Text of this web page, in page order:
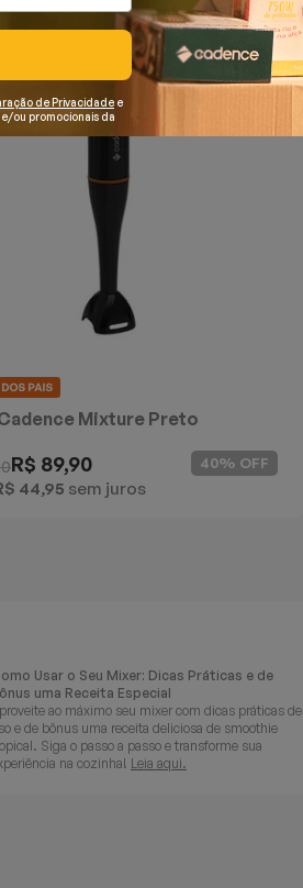
Mixture Preto
R$ 89,90
44,95 sem juros
40% OFF
Usar o Seu Mixer: Dicas Práticas e de
uma Receita Especial
ao máximo seu mixer com dicas práticas de
e de bônus uma receita deliciosa de smoothie
Siga o passo a passo e transforme sua
na cozinha! Leia aqui.
de Privacidade e
ou promocionais da